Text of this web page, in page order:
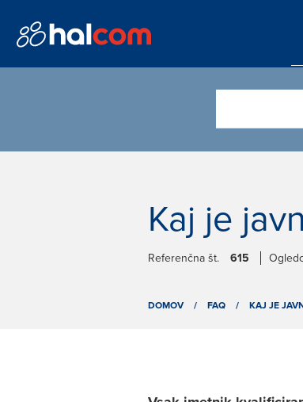
Kaj je
Referenčna št. 615
DOMOV / FAQ / KAJ JE